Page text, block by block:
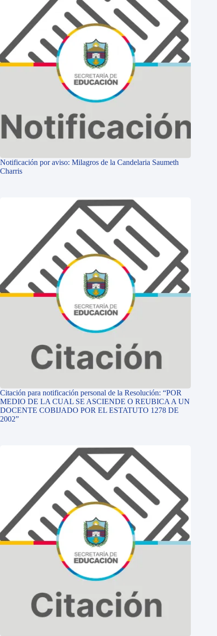
Notificación por aviso: Milagros de la Candelaria Saumeth
Charris
Citación para notificación personal de la Resolución: “POR
MEDIO DE LA CUAL SE ASCIENDE O REUBICA A UN
DOCENTE COBIJADO POR EL ESTATUTO 1278 DE
2002”